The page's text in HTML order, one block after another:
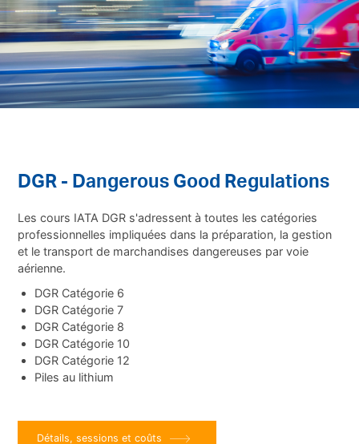
DGR - Dangerous Good Regulations
Les cours IATA DGR s'adressent à toutes les catégories
professionnelles impliquées dans la préparation, la gestion
et le transport de marchandises dangereuses par voie
aérienne.
DGR Catégorie 6
DGR Catégorie 7
DGR Catégorie 8
DGR Catégorie 10
DGR Catégorie 12
Piles au lithium
Détails, sessions et coûts